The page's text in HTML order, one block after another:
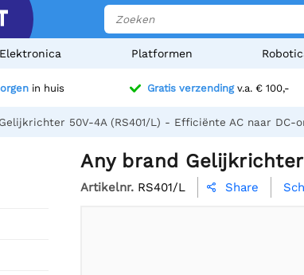
Elektronica Platformen
in huis Gratis verzendingv.a. € 100,-
50V-4A (RS401/L) - Efficiënte AC naar DC-
Any brand
Artikelnr. RS401/L  Share